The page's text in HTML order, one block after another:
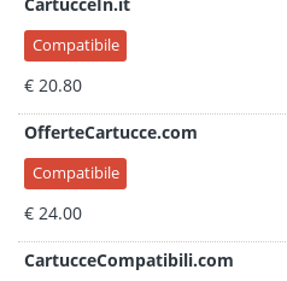
Compatibile
€ 20.80
OfferteCartucce.com
Compatibile
€ 24.00
CartucceCompatibili.com